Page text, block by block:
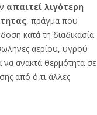
απαιτεί λιγότερη
, πράγμα που
κατά τη διαδικασία
αερίου, υγρού
ανακτά θερμότητα σε
από ό,τι άλλες